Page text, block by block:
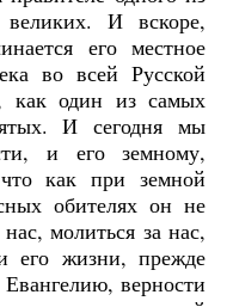
И вскоре,
его местное
во всей Русской
как один из самых
И сегодня мы
и его земному,
как при земной
обителях он не
нас, молиться за нас,
его жизни, прежде
Евангелию, верности